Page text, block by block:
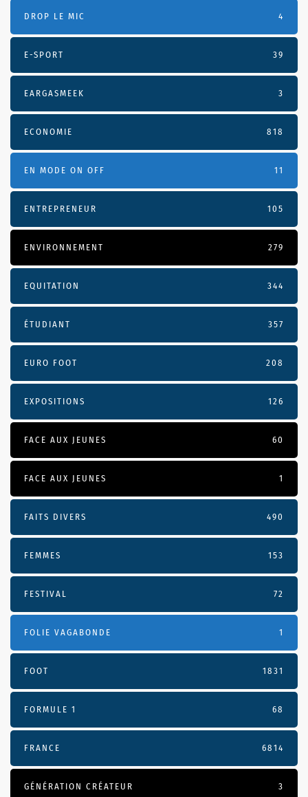
DROP LE MIC 4
E-SPORT 39
EARGASMEEK 3
ECONOMIE 818
EN MODE ON OFF 11
ENTREPRENEUR 105
ENVIRONNEMENT 279
EQUITATION 344
ÉTUDIANT 357
EURO FOOT 208
EXPOSITIONS 126
FACE AUX JEUNES 60
FACE AUX JEUNES 1
FAITS DIVERS 490
FEMMES 153
FESTIVAL 72
FOLIE VAGABONDE 1
FOOT 1831
FORMULE 1 68
FRANCE 6814
GÉNÉRATION CRÉATEUR 3